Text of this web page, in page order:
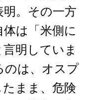
。その一方
は「米側に
明していま
のは、オスプ
まま、危険